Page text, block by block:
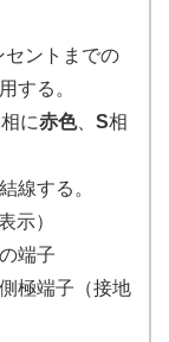
ントまでの
する。
相に赤色、 S相
線する。
示）
端子
極端子（接地